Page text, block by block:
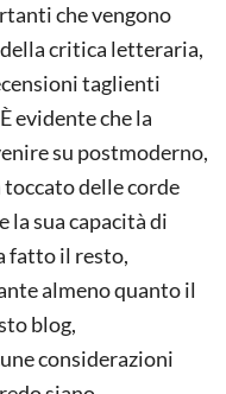
che vengono
critica letteraria,
taglienti
evidente che la
su postmoderno,
delle corde
sua capacità di
fatto il resto,
almeno quanto il
blog,
considerazioni